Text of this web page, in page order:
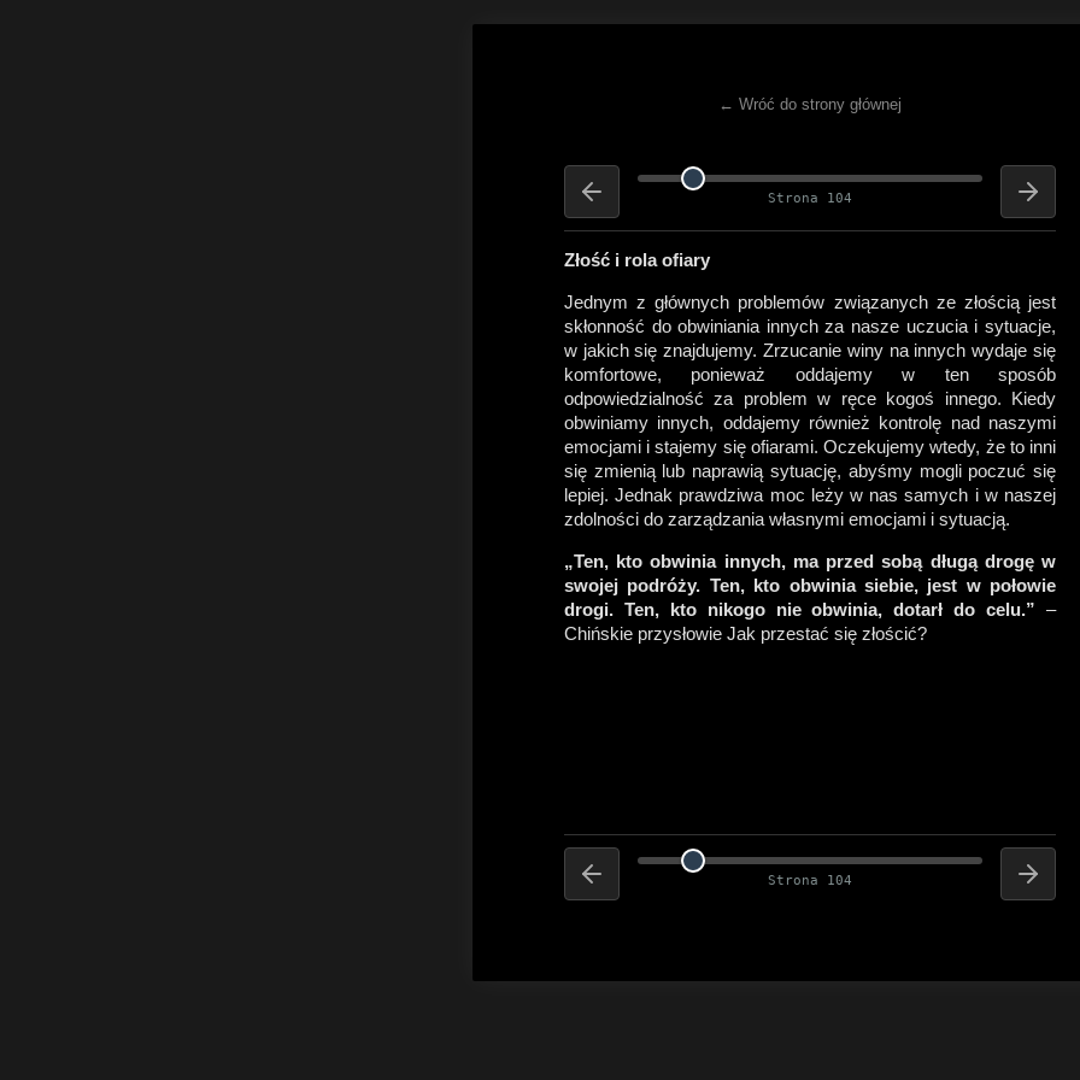
← Wróć do strony głównej
Strona 104
Złość i rola ofiary
Jednym z głównych problemów związanych ze złością jest
skłonność do obwiniania innych za nasze uczucia i sytuacje,
w jakich się znajdujemy. Zrzucanie winy na innych wydaje się
komfortowe, ponieważ oddajemy w ten sposób
odpowiedzialność za problem w ręce kogoś innego. Kiedy
obwiniamy innych, oddajemy również kontrolę nad naszymi
emocjami i stajemy się ofiarami. Oczekujemy wtedy, że to inni
się zmienią lub naprawią sytuację, abyśmy mogli poczuć się
lepiej. Jednak prawdziwa moc leży w nas samych i w naszej
zdolności do zarządzania własnymi emocjami i sytuacją.
„Ten, kto obwinia innych, ma przed sobą długą drogę w
swojej podróży. Ten, kto obwinia siebie, jest w połowie
drogi. Ten,
kto nikogo nie obwinia, dotarł do celu.” –
Chińskie przysłowie Jak przestać się złościć?
Strona 104